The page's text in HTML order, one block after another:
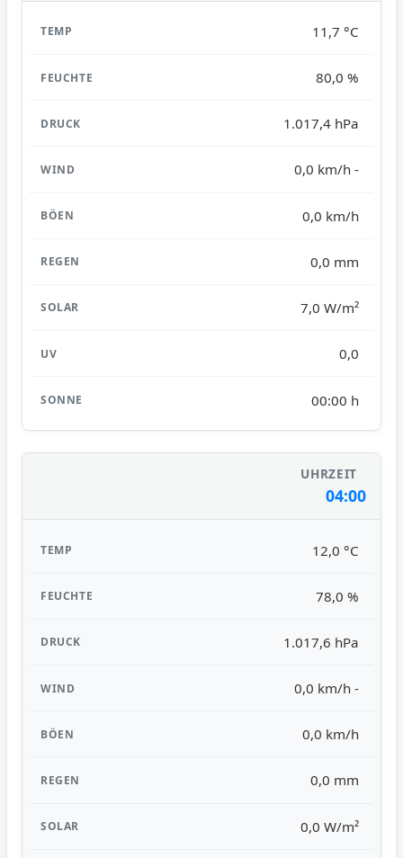
11,7 °C
80,0 %
1.017,4 hPa
0,0 km/h -
0,0 km/h
0,0 mm
7,0 W/m²
0,0
00:00 h
04:00
12,0 °C
78,0 %
1.017,6 hPa
0,0 km/h -
0,0 km/h
0,0 mm
0,0 W/m²